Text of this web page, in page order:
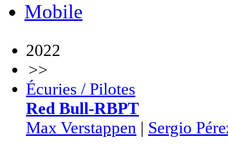
Mobile
2022
>>
Écuries / Pilotes
Red Bull-RBPT
Max Verstappen | Sergio